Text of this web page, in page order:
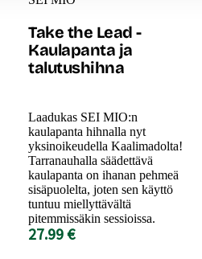
Take the Lead -
Kaulapanta ja
talutushihna
Laadukas SEI MIO:n
kaulapanta hihnalla nyt
yksinoikeudella Kaalimadolta!
Tarranauhalla säädettävä
kaulapanta on ihanan pehmeä
sisäpuolelta, joten sen käyttö
tuntuu miellyttävältä
pitemmissäkin sessioissa.
27.99 €